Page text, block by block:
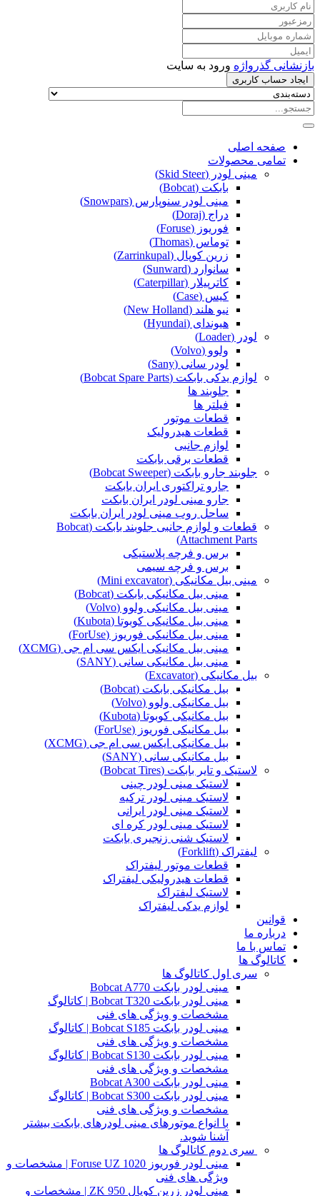
بازنشانی گذرواژه ورود به سایت
ایجاد حساب کاربری
صفحه اصلی
تمامی محصولات
مینی لودر (Skid Steer)
بابکت (Bobcat)
مینی لودر سنوپارس (Snowpars)
دراج (Doraj)
فوریوز (Foruse)
توماس (Thomas)
زرین کوپال (Zarrinkupal)
سانوارد (Sunward)
کاترپیلار (Caterpillar)
کیس (Case)
نیو هلند (New Holland)
هیوندای (Hyundai)
لودر (Loader)
ولوو (Volvo)
لودر سانی (Sany)
لوازم یدکی بابکت (Bobcat Spare Parts)
جلوبند ها
فیلتر ها
قطعات موتور
قطعات هیدرولیک
لوازم جانبی
قطعات برقی بابکت
جلوبند جارو بابکت (Bobcat Sweeper)
جارو تراکتوری ایران بابکت
جارو مینی لودر ایران بابکت
ساحل روب مینی لودر ایران بابکت
قطعات و لوازم جانبی جلوبند بابکت (Bobcat
Attachment Parts)
برس و فرچه پلاستیکی
برس و فرچه سیمی
مینی بیل مکانیکی (Mini excavator)
مینی بیل مکانیکی بابکت (Bobcat)
مینی بیل مکانیکی ولوو (Volvo)
مینی بیل مکانیکی کوبوتا (Kubota)
مینی بیل مکانیکی فوریوز (ForUse)
مینی بیل مکانیکی ایکس سی ام جی (XCMG)
مینی بیل مکانیکی سانی (SANY)
بیل مکانیکی (Excavator)
بیل مکانیکی بابکت (Bobcat)
بیل مکانیکی ولوو (Volvo)
بیل مکانیکی کوبوتا (Kubota)
بیل مکانیکی فوریوز (ForUse)
بیل مکانیکی ایکس سی ام جی (XCMG)
بیل مکانیکی سانی (SANY)
لاستیک و تایر بابکت (Bobcat Tires)
لاستیک مینی لودر چینی
لاستیک مینی لودر ترکیه
لاستیک مینی لودر ایرانی
لاستیک مینی لودر کره ای
لاستیک شنی زنجیری بابکت
لیفتراک (Forklift)
قطعات موتور لیفتراک
قطعات هیدرولیکی لیفتراک
لاستیک لیفتراک
لوازم یدکی لیفتراک
قوانین
درباره ما
تماس با ما
کاتالوگ ها
سری اول کاتالوگ ها
مینی لودر بابکت Bobcat A770
مینی لودر بابکت Bobcat T320 | کاتالوگ
مشخصات و ویژگی های فنی
مینی لودر بابکت Bobcat S185 | کاتالوگ
مشخصات و ویژگی های فنی
مینی لودر بابکت Bobcat S130 | کاتالوگ
مشخصات و ویژگی های فنی
مینی لودر بابکت Bobcat A300
مینی لودر بابکت Bobcat S300 | کاتالوگ
مشخصات و ویژگی های فنی
با انواع موتورهای مینی لودرهای بابکت بیشتر
آشنا شوید.
سری دوم کاتالوگ ها
مینی لودر فوریوز Foruse UZ 1020 | مشخصات و
ویژگی های فنی
مینی لودر زرین کوپال ZK 950 | مشخصات و